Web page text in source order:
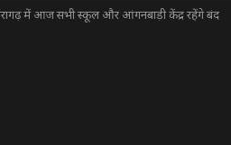
में आज सभी स्कूल और आंगनबाड़ी केंद्र रहेंगे बंद